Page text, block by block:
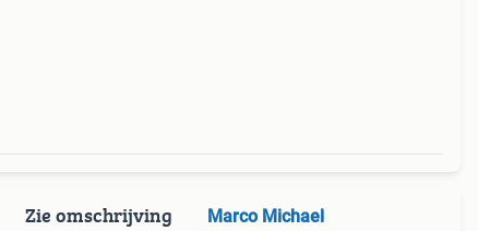
Zie omschrijving Marco Michael